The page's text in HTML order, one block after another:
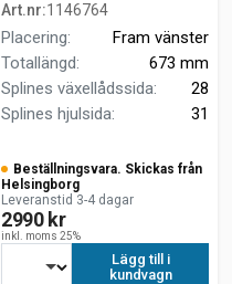
Art.nr:1146764
Placering:
Fram vänster
Totallängd:
673 mm
Splines växellådssida:
28
Splines hjulsida: 31
Beställningsvara. Skickas från
Helsingborg
Leveranstid 3-4 dagar
2990 kr
inkl. moms 25%
Lägg till i
kundvagn